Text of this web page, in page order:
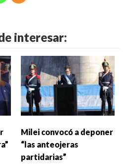
interesar:
Milei convocó a deponer
“las anteojeras
partidarias”